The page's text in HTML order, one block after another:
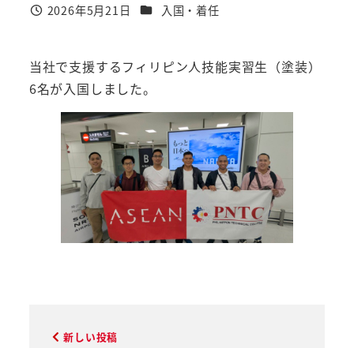
投稿日
2026年5月21日 カテゴリー
入国・着任
当社で支援するフィリピン人技能実習生（塗装）
6名が入国しました。
新しい投稿